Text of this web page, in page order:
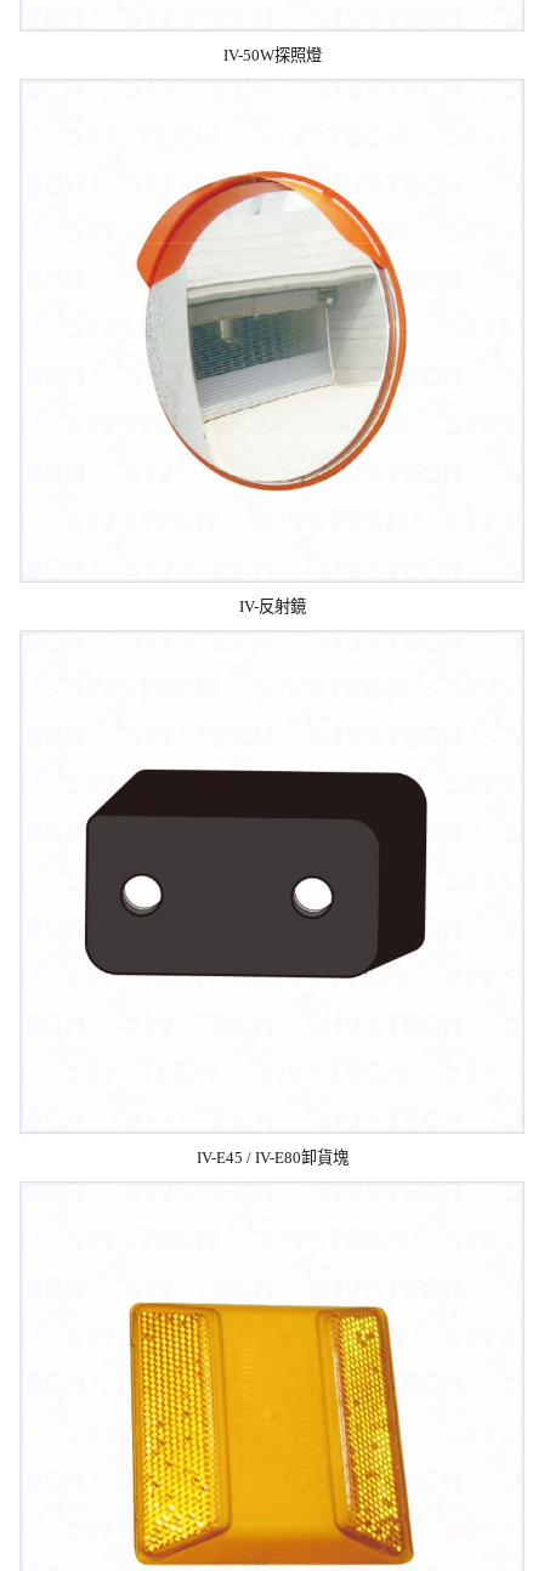
IV-50W探照燈
IV-反射鏡
IV-E45 / IV-E80卸貨塊